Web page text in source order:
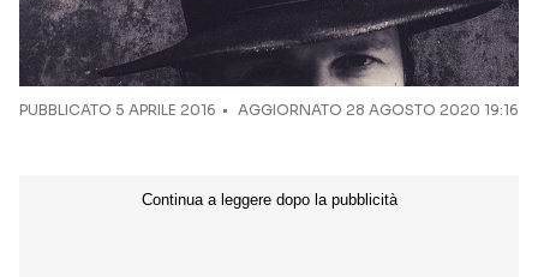
PUBBLICATO 5 APRILE 2016 AGGIORNATO 28 AGOSTO 2020 19:16